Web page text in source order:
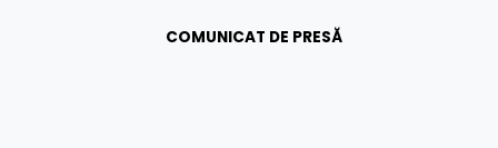
COMUNICAT DE PRESĂ